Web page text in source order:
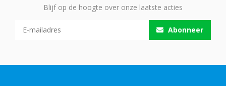
Blijf op de hoogte over onze laatste acties
Abonneer